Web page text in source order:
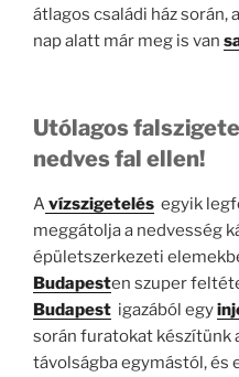
átlagos családi ház során, a
nap alatt már meg is van
Utólagos
nedves fal ellen!
Avízszigetelés egyik
meggátolja a nedvesség
épületszerkezeti
Budapesten szuper
Budapest igazából egy
során furatokat készítünk
távolságba egymástól, és